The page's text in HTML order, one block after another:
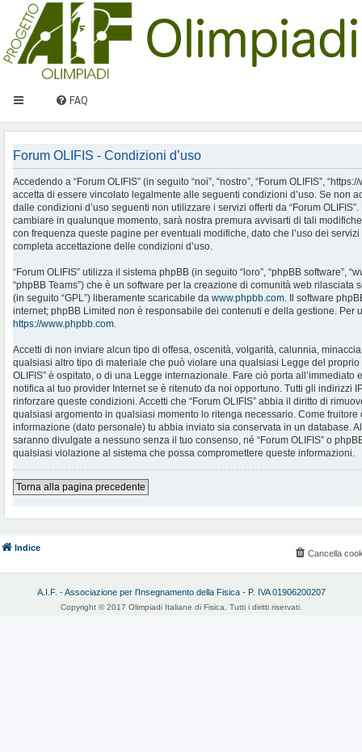
FAQ
Forum OLIFIS - Condizioni d’uso
Accedendo a “Forum OLIFIS” (in seguito “noi”, “nostro”, “Forum OLIFIS”,
accetta di essere vincolato legalmente alle seguenti condizioni d’uso. Se non
dalle condizioni d’uso seguenti non utilizzare i servizi offerti da “Forum
cambiare in qualunque momento, sarà nostra premura avvisarti di tali
con frequenza queste pagine per eventuali modifiche, dato che l’uso dei servizi
completa accettazione delle condizioni d’uso.
“Forum OLIFIS” utilizza il sistema phpBB (in seguito “loro”, “phpBB software”,
“phpBB Teams”) che è un software per la creazione di comunità web rilasciata
(in seguito “GPL”) liberamente scaricabile da www.phpbb.com. Il software
internet; phpBB Limited non è responsabile dei contenuti e della gestione. Per
https://www.phpbb.com.
Accetti di non inviare alcun tipo di offesa, oscenità, volgarità, calunnia,
qualsiasi altro tipo di materiale che può violare una qualsiasi Legge del proprio
OLIFIS” è ospitato, o di una Legge internazionale. Fare ciò porta
notifica al tuo provider Internet se è ritenuto da noi opportuno. Tutti gli indirizzi
rinforzare queste condizioni. Accetti che “Forum OLIFIS” abbia il diritto di
qualsiasi argomento in qualsiasi momento lo ritenga necessario. Come
informazione (dato personale) tu abbia inviato sia conservata in un database.
saranno divulgate a nessuno senza il tuo consenso, né “Forum OLIFIS” o
qualsiasi violazione al sistema che possa compromettere queste informazioni.
Torna alla pagina precedente
Indice
Cancella
A.I.F. - Associazione per l'Insegnamento della Fisica - P. IVA 01906200207
Copyright © 2017 Olimpiadi Italiane di Fisica. Tutti i diritti riservati.